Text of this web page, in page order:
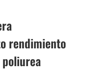
rendimiento